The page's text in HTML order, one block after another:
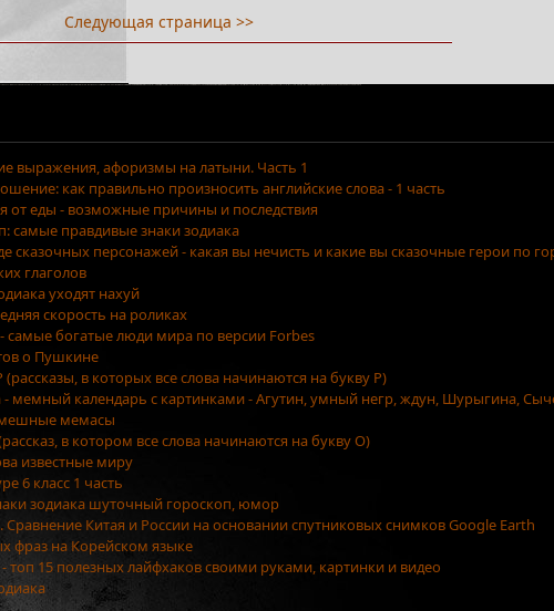
Следующая страница >>
выражения, афоризмы на латыни. Часть 1
как правильно произносить английские слова - 1 часть
от еды - возможные причины и последствия
самые правдивые знаки зодиака
сказочных персонажей - какая вы нечисть и какие вы сказочные герои по
глаголов
уходят нахуй
скорость на роликах
самые богатые люди мира по версии Forbes
о Пушкине
(рассказы, в которых все слова начинаются на букву Р)
- мемный календарь с картинками - Агутин, умный негр, ждун, Шурыгина,
мемасы
в котором все слова начинаются на букву О)
известные миру
6 класс 1 часть
зодиака шуточный гороскоп, юмор
Сравнение Китая и России на основании спутниковых снимков Google Earth
фраз на Корейском языке
топ 15 полезных лайфхаков своими руками, картинки и видео